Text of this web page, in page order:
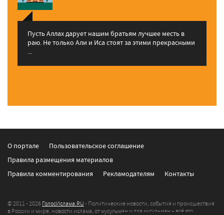
Пусть Аллах дарует нашим братьям лучшее месть в
раю. Не только Али и Иса стоят за этими прекрасными
...
О портале
Пользовательское соглашение
Правила размещения материалов
Правила комментирования
Рекламодателям Контакты
© 2011 - 2026 ГолосИслама.RU - Политические новости, события и происшествия
в России и мире, новости ислама, от мусульман и для мусульман – всё это